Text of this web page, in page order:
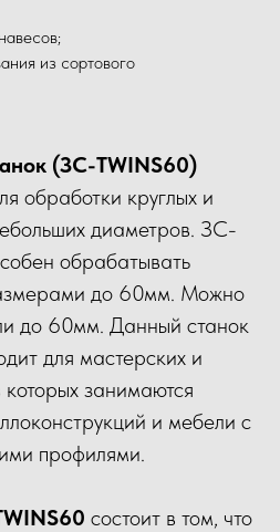
из сортового
(ЗС-TWINS60)
обработки круглых и
диаметров. ЗС-
обрабатывать
до 60мм. Можно
до 60мм. Данный станок
для мастерских и
которых занимаются
и мебели с
профилями.
состоит в том, что